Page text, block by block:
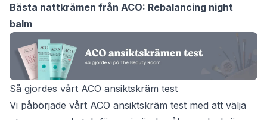
Bästa nattkrämen från ACO: Rebalancing night
balm
Så gjordes vårt ACO ansiktskräm test
Vi påbörjade vårt ACO ansiktskräm test med att välja